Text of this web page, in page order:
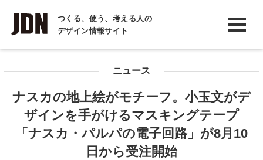
つくる、使う、考える人の
デザイン情報サイト
INTERVIEW
インタビュー
COLUMN
コラム
ニュース
ナスカの地上絵がモチーフ。小玉文がデ
ザインを手がけるマスキングテープ
「ナスカ・パルパの電子回路」が8月10
日から受注開始